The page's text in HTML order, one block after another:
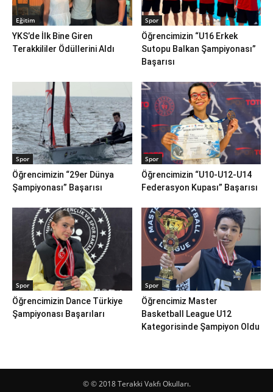
Eğitim
YKS’de İlk Bine Giren
Terakkililer Ödüllerini Aldı
Spor
Öğrencimizin “U16 Erkek
Sutopu Balkan Şampiyonası”
Başarısı
Spor
Öğrencimizin “29er Dünya
Şampiyonası” Başarısı
Spor
Öğrencimizin “U10-U12-U14
Federasyon Kupası” Başarısı
Spor
Öğrencimizin Dance Türkiye
Şampiyonası Başarıları
Spor
Öğrencimiz Master
Basketball League U12
Kategorisinde Şampiyon Oldu
© © 2018 Terakki Vakfı Okulları.